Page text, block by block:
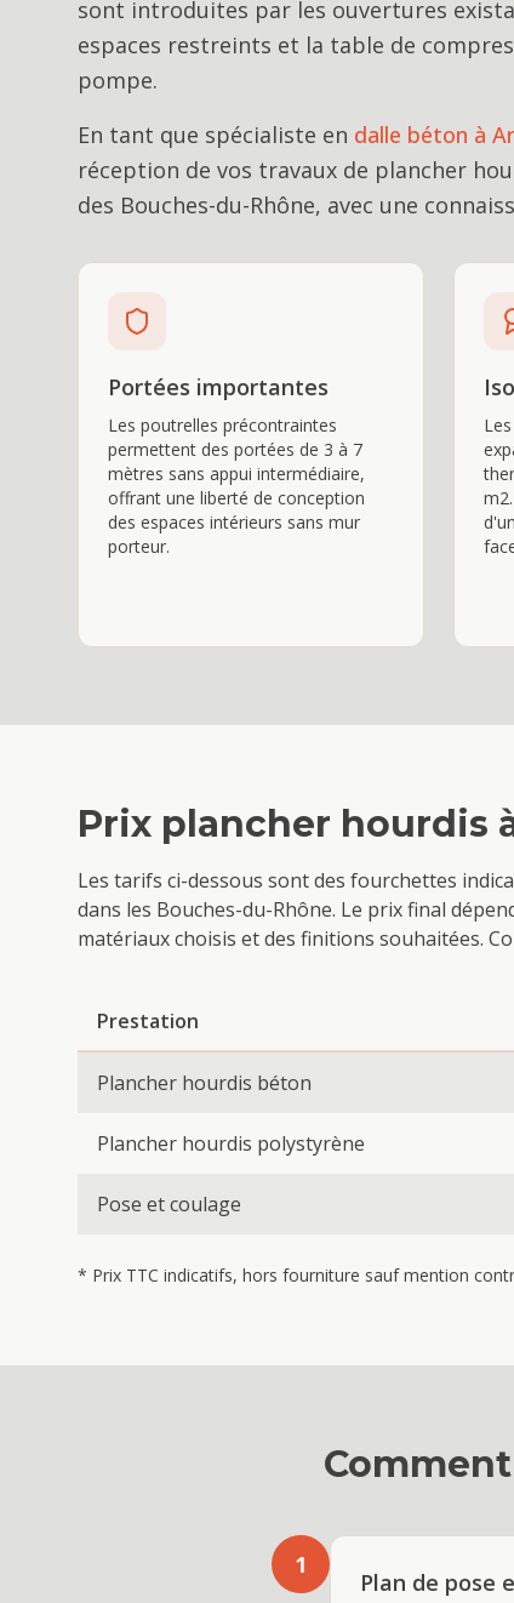
sont introduites par les ouvertures
espaces restreints et la table de
pompe.
En tant que spécialiste en dalle béton à
réception de vos travaux de plancher
des Bouches-du-Rhône, avec une
Portées importantes
Les poutrelles précontraintes
permettent des portées de 3 à 7
mètres sans appui intermédiaire,
offrant une liberté de conception
des espaces intérieurs sans mur
porteur.
Prix plancher hourdis
Les tarifs ci-dessous sont des fourchettes
dans les Bouches-du-Rhône. Le prix final
matériaux choisis et des finitions souhaitées.
Prestation
Plancher hourdis béton
Plancher hourdis polystyrène
Pose et coulage
* Prix TTC indicatifs, hors fourniture sauf mention
1
Plan de pose